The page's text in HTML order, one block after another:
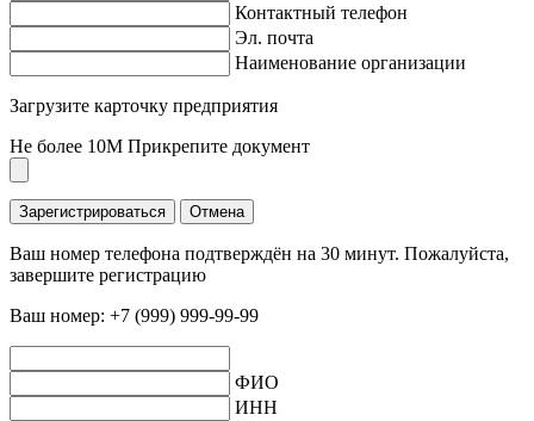
Контактный телефон
Эл. почта
Наименование организации
Загрузите карточку предприятия
Не более 10M Прикрепите документ
Зарегистрироваться Отмена
Ваш номер телефона подтверждён на 30 минут. Пожалуйста,
завершите регистрацию
Ваш номер: +7 (999) 999-99-99
ФИО
ИНН